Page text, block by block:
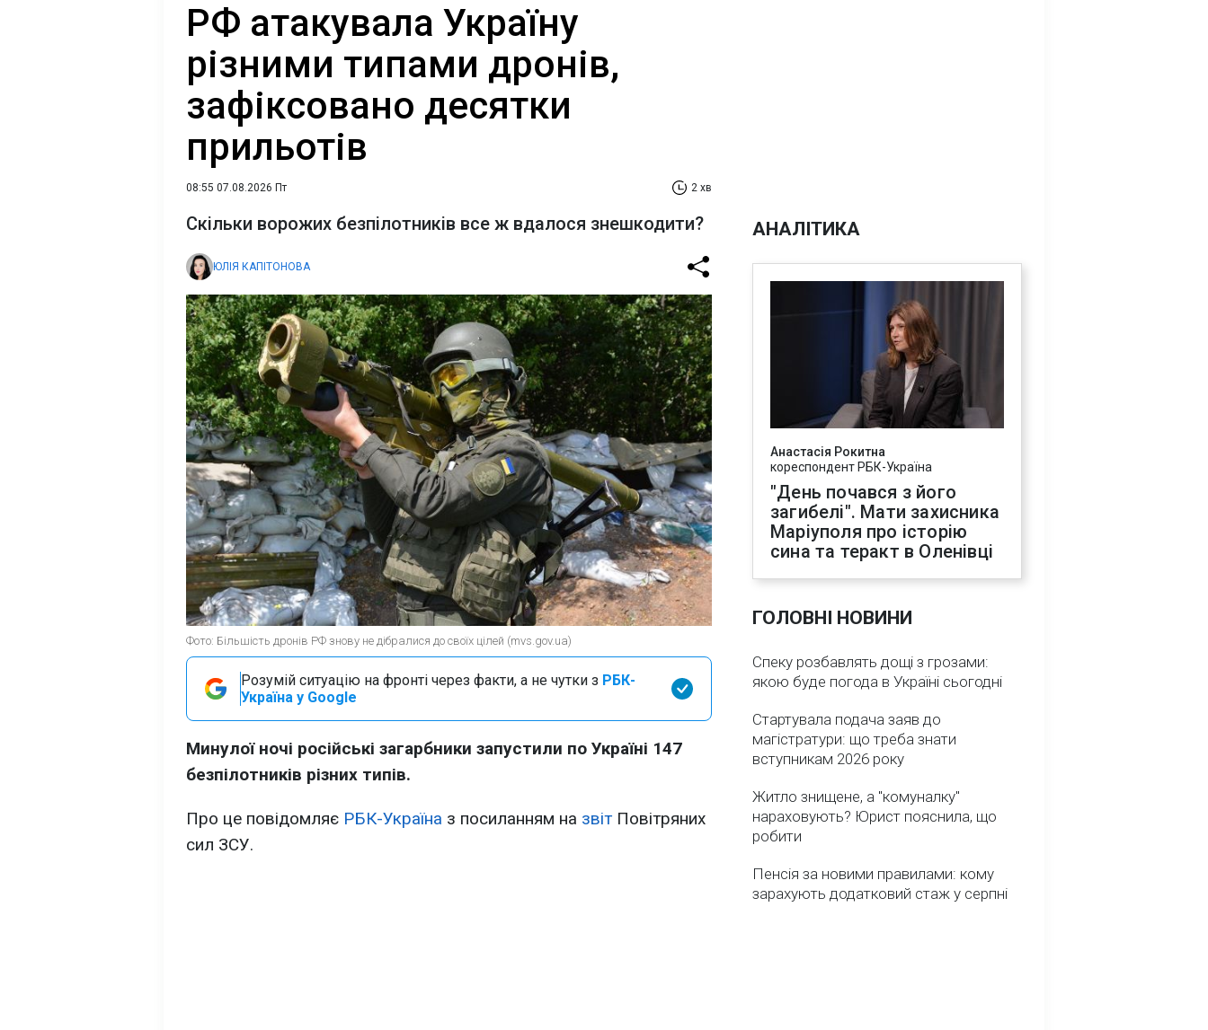
РФ атакувала Україну
різними типами дронів,
зафіксовано десятки
прильотів
08:55 07.08.2026 Пт 2 хв
Скільки ворожих безпілотників все ж вдалося знешкодити?
ЮЛІЯ КАПІТОНОВА
Фото: Більшість дронів РФ знову не дібралися до своїх цілей (mvs.gov.ua)
Розумій ситуацію на фронті через факти, а не чутки з РБК-
Україна у Google
Минулої ночі російські загарбники запустили по Україні 147
безпілотників різних типів.
Про це повідомляє РБК-Україна з посиланням на звіт Повітряних
сил ЗСУ.
АНАЛІТИКА
Анастасія Рокитна
кореспондент РБК-Україна
"День почався з його
загибелі". Мати захисника
Маріуполя про історію
сина та теракт в Оленівці
ГОЛОВНІ НОВИНИ
Спеку розбавлять дощі з грозами:
якою буде погода в Україні сьогодні
Стартувала подача заяв до
магістратури: що треба знати
вступникам 2026 року
Житло знищене, а "комуналку"
нараховують? Юрист пояснила, що
робити
Пенсія за новими правилами: кому
зарахують додатковий стаж у серпні